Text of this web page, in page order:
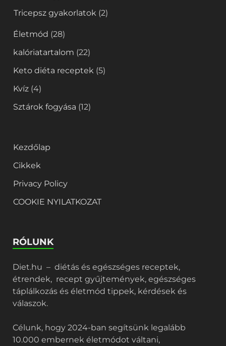
Tricepsz gyakorlatok (2)
Életmód (28)
kalóriatartalom (22)
Keto diéta receptek (5)
Kvíz (4)
Sztárok fogyása (12)
Kezdőlap
Cikkek
Privacy Policy
COOKIE NYILATKOZAT
RÓLUNK
Diet.hu – diétás és egészséges receptek,
étrendek, recept gyűjtemények, egészséges
táplálkozás és életmód tippek, kérdések és
válaszok.
Célunk, hogy 2024-ban segítsünk legalább
10.000 embernek életmódot váltani,